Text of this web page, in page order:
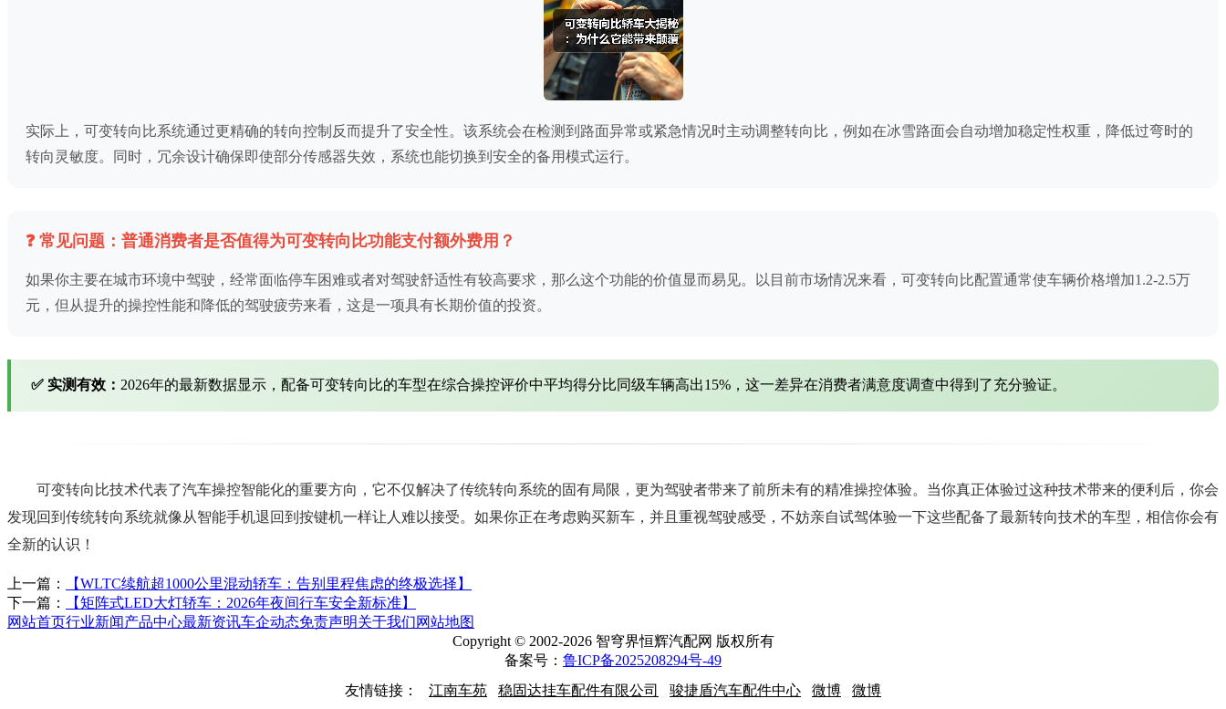
实际上，可变转向比系统通过更精确的转向控制反而提升了安全性。该系统会在检测到路面异常或紧急情况时主动调整转向比，例如在冰雪路面会自动增加稳定性权重，降低过弯时的
转向灵敏度。同时，冗余设计确保即使部分传感器失效，系统也能切换到安全的备用模式运行。
❓ 常见问题：普通消费者是否值得为可变转向比功能支付额外费用？
如果你主要在城市环境中驾驶，经常面临停车困难或者对驾驶舒适性有较高要求，那么这个功能的价值显而易见。以目前市场情况来看，可变转向比配置通常使车辆价格增加1.2-2.5万
元，但从提升的操控性能和降低的驾驶疲劳来看，这是一项具有长期价值的投资。
✅ 实测有效： 2026年的最新数据显示，配备可变转向比的车型在综合操控评价中平均得分比同级车辆高出15%，这一差异在消费者满意度调查中得到了充分验证。
可变转向比技术代表了汽车操控智能化的重要方向，它不仅解决了传统转向系统的固有局限，更为驾驶者带来了前所未有的精准操控体验。当你真正体验过这种技术带来的便利后，你会
发现回到传统转向系统就像从智能手机退回到按键机一样让人难以接受。如果你正在考虑购买新车，并且重视驾驶感受，不妨亲自试驾体验一下这些配备了最新转向技术的车型，相信你会有
全新的认识！
上一篇：
【WLTC续航超1000公里混动轿车：告别里程焦虑的终极选择】
下一篇：
【矩阵式LED大灯轿车：2026年夜间行车安全新标准】
网站首页行业新闻产品中心最新资讯车企动态免责声明关于我们网站地图
Copyright © 2002-2026 智穹界恒辉汽配网 版权所有
备案号： 鲁ICP备2025208294号-49
友情链接：
江南车苑 稳固达挂车配件有限公司 骏捷盾汽车配件中心 微博 微博